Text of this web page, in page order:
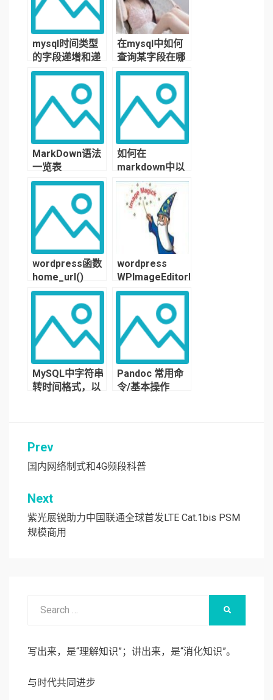
mysql时间类型
的字段递增和递
减，以及时间字
段逐个递增的方
在mysql中如何
查询某字段在哪
个表中？
MarkDown语法
一览表
如何在
markdown中以
文本形式存放图
片？
wordpress函数
home_url()
wordpress
WPImageEditorImagick
指令注入漏洞 解
MySQL中字符串
转时间格式，以
Pandoc 常用命
令/基本操作
文
章
导
航
Prev
国内网络制式和4G频段科普
Next
紫光展锐助力中国联通全球首发LTE Cat.1bis PSM
规模商用
写出来，是“理解知识”；讲出来，是“消化知识”。
与时代共同进步